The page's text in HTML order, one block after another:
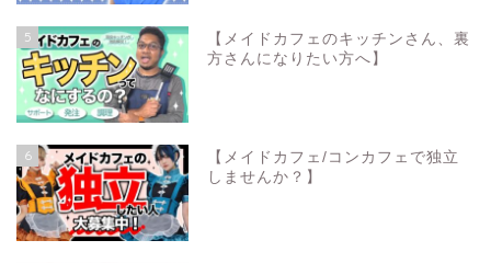
5
【メイドカフェのキッチンさん、裏
方さんになりたい方へ】
6
【メイドカフェ/コンカフェで独立
しませんか？】